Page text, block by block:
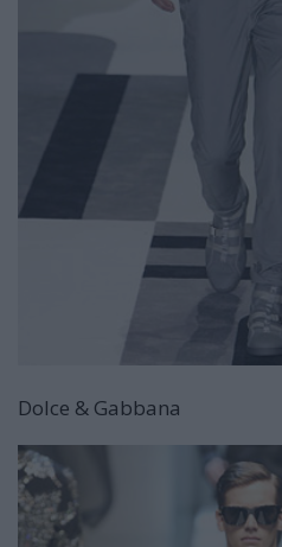
Dolce & Gabbana